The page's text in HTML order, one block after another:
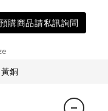
預購商品請私訊詢問